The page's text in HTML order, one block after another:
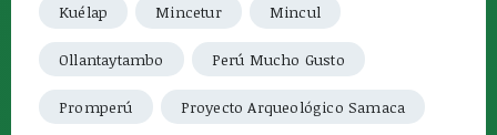
Kuélap Mincetur Mincul
Ollantaytambo Perú Mucho Gusto
Promperú Proyecto Arqueológico Samaca